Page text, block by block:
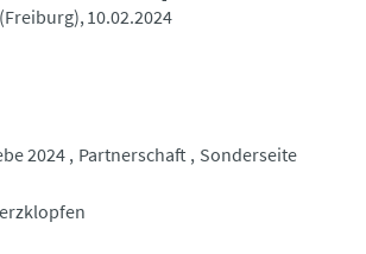
10.02.2024
2024 Partnerschaft Sonderseite